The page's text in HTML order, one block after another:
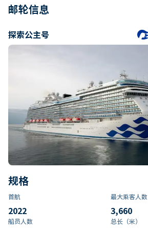
邮轮信息
探索公主号
规格
首航
2022
最大乘客人数
3,660
船员人数 总长（米）